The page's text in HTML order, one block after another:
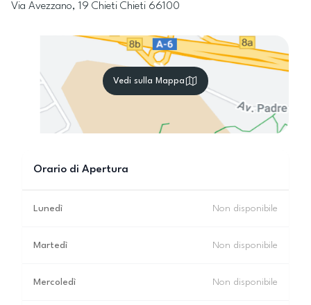
Via Avezzano, 19 Chieti Chieti 66100
Vedi sulla Mappa
Orario di Apertura
Lunedì Non disponibile
Martedì Non disponibile
Mercoledì Non disponibile